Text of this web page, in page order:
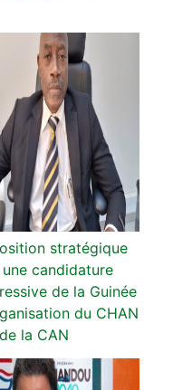
stratégique
candidature
de la Guinée
du CHAN
la CAN